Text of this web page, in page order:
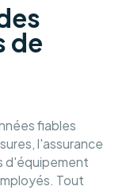
de
fiables
l'assurance
d'équipement
Tout